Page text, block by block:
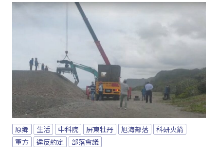
原鄉 生活 中科院 屏東牡丹 旭海部落
科研火箭
軍方
違反約定 部落會議